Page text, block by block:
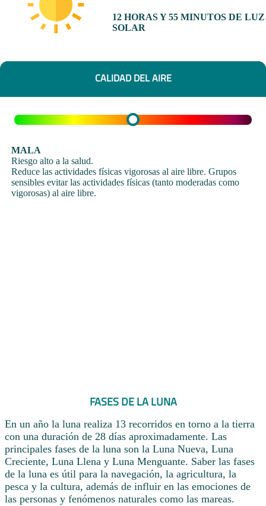
12 HORAS Y 55 MINUTOS DE LUZ
SOLAR
CALIDAD DEL AIRE
MALA
Riesgo alto a la salud.
Reduce las actividades físicas vigorosas al aire libre. Grupos
sensibles evitar las actividades físicas (tanto moderadas como
vigorosas) al aire libre.
FASES DE LA LUNA
En un año la luna realiza 13 recorridos en torno a la tierra
con una duración de 28 días aproximadamente. Las
principales fases de la luna son la Luna Nueva, Luna
Creciente, Luna Llena y Luna Menguante. Saber las fases
de la luna es útil para la navegación, la agricultura, la
pesca y la cultura, además de influir en las emociones de
las personas y fenómenos naturales como las mareas.